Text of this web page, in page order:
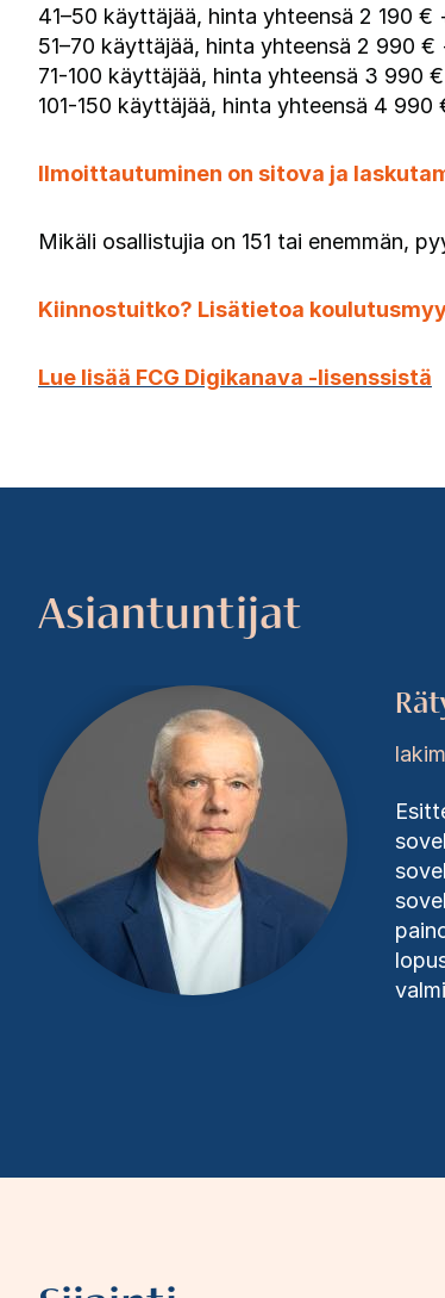
41–50 käyttäjää, hinta yhteensä 2 190 €
51–70 käyttäjää, hinta yhteensä 2 990 €
71-100 käyttäjää, hinta yhteensä 3 990
101-150 käyttäjää, hinta yhteensä 4 990
Ilmoittautuminen on sitova ja
Mikäli osallistujia on 151 tai enemmän,
Kiinnostuitko? Lisätietoa
Lue lisää FCG Digikanava -lisenssistä
Asiantuntijat